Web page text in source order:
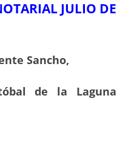
JULIO DE
Sancho,
de la Laguna